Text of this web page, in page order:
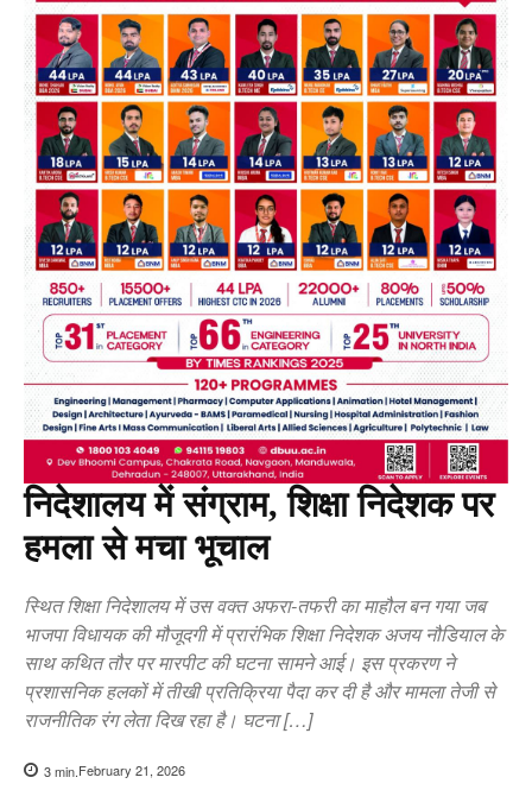
निदेशालय में संग्राम, शिक्षा निदेशक पर
हमला से मचा भूचाल
स्थित शिक्षा निदेशालय में उस वक्त अफरा-तफरी का माहौल बन गया जब
भाजपा विधायक की मौजूदगी में प्रारंभिक शिक्षा निदेशक अजय नौडियाल के
साथ कथित तौर पर मारपीट की घटना सामने आई। इस प्रकरण ने
प्रशासनिक हलकों में तीखी प्रतिक्रिया पैदा कर दी है और मामला तेजी से
राजनीतिक रंग लेता दिख रहा है। घटना […]
3min.February 21, 2026